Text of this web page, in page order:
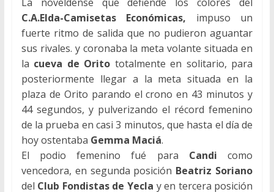
C.A.Elda-Camisetas Económicas, impuso un
fuerte ritmo de salida que no pudieron aguantar
sus rivales. y coronaba la meta volante situada en
la cueva de Orito totalmente en solitario, para
posteriormente llegar a la meta situada en la
plaza de Orito parando el crono en 43 minutos y
44 segundos, y pulverizando el récord femenino
de la prueba en casi 3 minutos, que hasta el día de
hoy ostentaba Gemma Maciá.
El podio femenino fué para Candi como
vencedora, en segunda posición Beatriz Soriano
del Club Fondistas de Yecla y en tercera posición